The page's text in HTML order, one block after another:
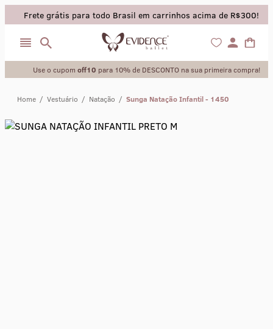
Frete grátis para todo Brasil em carrinhos acima de R$300!
Use o cupom off10 para 10% de DESCONTO na sua primeira compra!
Home / Vestuário / Natação / Sunga Natação Infantil - 1450